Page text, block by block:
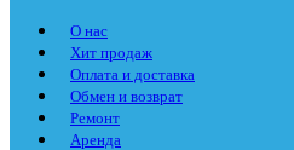
О нас
Хит продаж
Оплата и доставка
Обмен и возврат
Ремонт
Аренда